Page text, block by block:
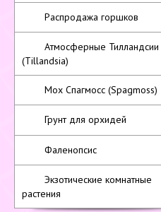
Распродажа горшков
Атмосферные Тилландсии
(Tillandsia)
Мох Спагмосс (Spagmoss)
Грунт для орхидей
Фаленопсис
Экзотические комнатные
растения